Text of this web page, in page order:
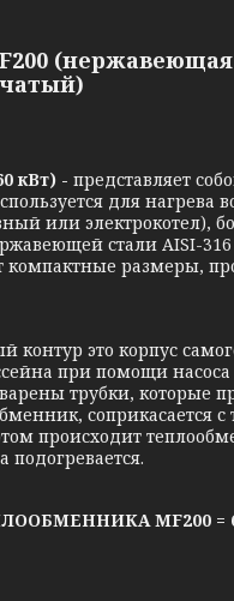
кВт) - представляет
для нагрева
или электрокотел),
стали AISI-
размеры,
это корпус
при помощи
трубки, которые
соприкасается
происходит
MF200 =